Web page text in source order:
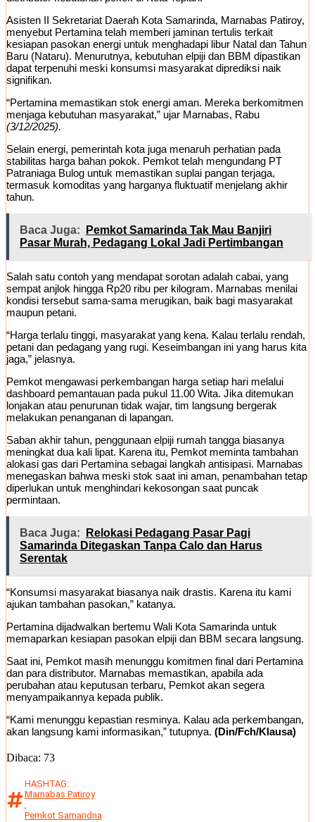
Asisten II Sekretariat Daerah Kota Samarinda, Marnabas Patiroy,
menyebut Pertamina telah memberi jaminan tertulis terkait
kesiapan pasokan energi untuk menghadapi libur Natal dan Tahun
Baru (Nataru). Menurutnya, kebutuhan elpiji dan BBM dipastikan
dapat terpenuhi meski konsumsi masyarakat diprediksi naik
signifikan.
“Pertamina memastikan stok energi aman. Mereka berkomitmen
menjaga kebutuhan masyarakat,” ujar Marnabas, Rabu
(3/12/2025).
Selain energi, pemerintah kota juga menaruh perhatian pada
stabilitas harga bahan pokok. Pemkot telah mengundang PT
Patraniaga Bulog untuk memastikan suplai pangan terjaga,
termasuk komoditas yang harganya fluktuatif menjelang akhir
tahun.
Baca Juga:
Pemkot Samarinda Tak Mau Banjiri
Pasar Murah, Pedagang Lokal Jadi Pertimbangan
Salah satu contoh yang mendapat sorotan adalah cabai, yang
sempat anjlok hingga Rp20 ribu per kilogram. Marnabas menilai
kondisi tersebut sama-sama merugikan, baik bagi masyarakat
maupun petani.
“Harga terlalu tinggi, masyarakat yang kena. Kalau terlalu rendah,
petani dan pedagang yang rugi. Keseimbangan ini yang harus kita
jaga,” jelasnya.
Pemkot mengawasi perkembangan harga setiap hari melalui
dashboard pemantauan pada pukul 11.00 Wita. Jika ditemukan
lonjakan atau penurunan tidak wajar, tim langsung bergerak
melakukan penanganan di lapangan.
Saban akhir tahun, penggunaan elpiji rumah tangga biasanya
meningkat dua kali lipat. Karena itu, Pemkot meminta tambahan
alokasi gas dari Pertamina sebagai langkah antisipasi. Marnabas
menegaskan bahwa meski stok saat ini aman, penambahan tetap
diperlukan untuk menghindari kekosongan saat puncak
permintaan.
Baca Juga:
Relokasi Pedagang Pasar Pagi
Samarinda Ditegaskan Tanpa Calo dan Harus
Serentak
“Konsumsi masyarakat biasanya naik drastis. Karena itu kami
ajukan tambahan pasokan,” katanya.
Pertamina dijadwalkan bertemu Wali Kota Samarinda untuk
memaparkan kesiapan pasokan elpiji dan BBM secara langsung.
Saat ini, Pemkot masih menunggu komitmen final dari Pertamina
dan para distributor. Marnabas memastikan, apabila ada
perubahan atau keputusan terbaru, Pemkot akan segera
menyampaikannya kepada publik.
“Kami menunggu kepastian resminya. Kalau ada perkembangan,
akan langsung kami informasikan,” tutupnya. (Din/Fch/Klausa)
Dibaca: 73
HASHTAG:
Marnabas Patiroy
,
Pemkot Samaridna